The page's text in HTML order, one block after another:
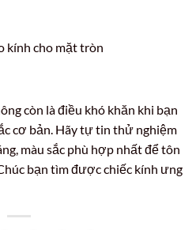
còn là điều khó khăn khi bạn
cơ bản. Hãy tự tin thử nghiệm
màu sắc phù hợp nhất để tôn
bạn tìm được chiếc kính ưng